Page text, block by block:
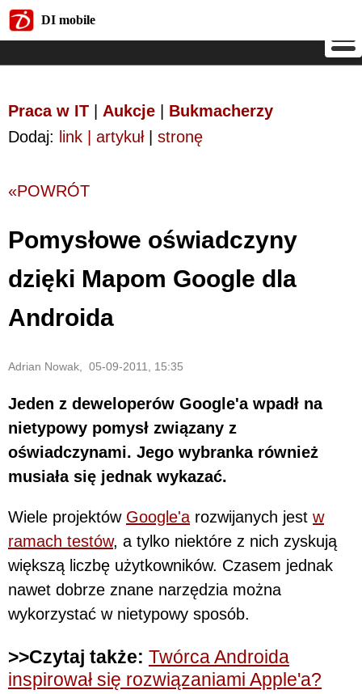
DI mobile
Praca w IT Aukcje
Bukmacherzy
Dodaj: link | artykuł| stronę
«POWRÓT
Pomysłowe oświadczyny
dzięki Mapom Google dla
Androida
Adrian Nowak, 05-09-2011, 15:35
Jeden z deweloperów Google'a wpadł na
nietypowy pomysł związany z
oświadczynami. Jego wybranka również
musiała się jednak wykazać.
Wiele projektów Google'a rozwijanych jest w
ramach testów, a tylko niektóre z nich zyskują
większą liczbę użytkowników. Czasem jednak
nawet dobrze znane narzędzia można
wykorzystać w nietypowy sposób.
>>Czytaj także: Twórca Androida
inspirował się rozwiązaniami Apple'a?
DI mobile